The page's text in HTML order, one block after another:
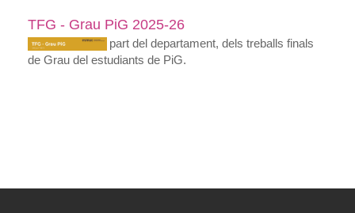
TFG - Grau PiG 2025-26
Seguiment, per part del departament, dels treballs finals
de Grau del estudiants de PiG.